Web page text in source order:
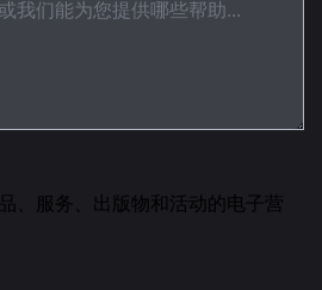
、服务、出版物和活动的电子营